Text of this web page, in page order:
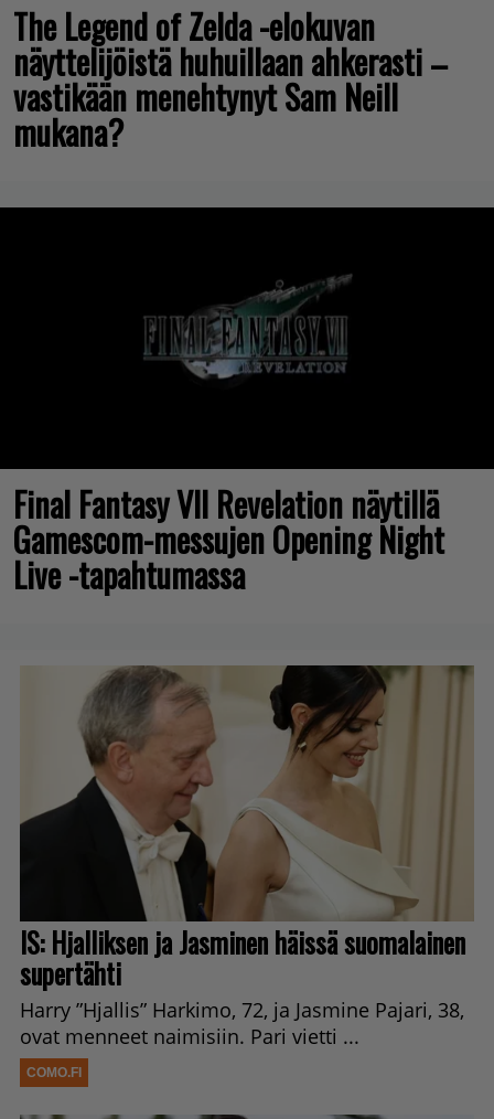
The Legend of Zelda -elokuvan
näyttelijöistä huhuillaan ahkerasti –
vastikään menehtynyt Sam Neill
mukana?
Final Fantasy VII Revelation näytillä
Gamescom-messujen Opening Night
Live -tapahtumassa